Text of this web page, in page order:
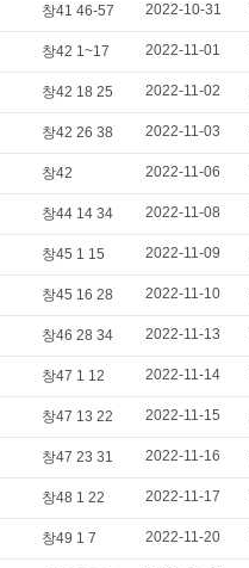
창41 46-57 2022-10-31
창42 1~17 2022-11-01
창42 18 25 2022-11-02
창42 26 38 2022-11-03
창42 2022-11-06
창44 14 34 2022-11-08
창45 1 15 2022-11-09
창45 16 28 2022-11-10
창46 28 34 2022-11-13
창47 1 12 2022-11-14
창47 13 22 2022-11-15
창47 23 31 2022-11-16
창48 1 22 2022-11-17
창49 1 7 2022-11-20